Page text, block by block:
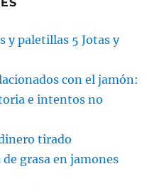
y paletillas 5 Jotas y
con el jamón:
e intentos no
tirado
grasa en jamones